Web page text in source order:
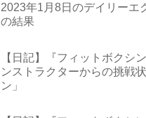
2023年1月8日のデイリーエ
の結果
【日記】『フィットボクシ
ンストラクターからの挑戦
ン」